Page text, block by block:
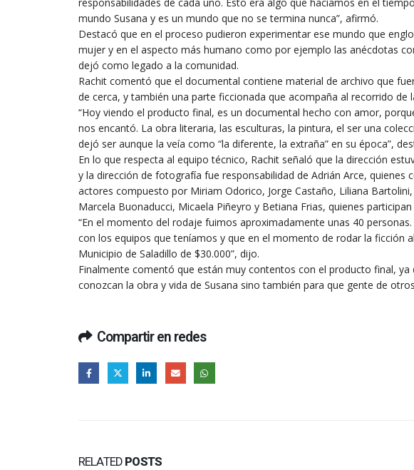
mundo Susana y es un mundo que no se termina nunca”, afirmó.
Destacó que en el proceso pudieron experimentar ese mundo que
mujer y en el aspecto más humano como por ejemplo las anécdotas
dejó como legado a la comunidad.
Rachit comentó que el documental contiene material de archivo que
de cerca, y también una parte ficcionada que acompaña al recorrido de
“Hoy viendo el producto final, es un documental hecho con amor,
nos encantó. La obra literaria, las esculturas, la pintura, el ser una
dejó ser aunque la veía como “la diferente, la extraña” en su época”,
En lo que respecta al equipo técnico, Rachit señaló que la dirección
y la dirección de fotografía fue responsabilidad de Adrián Arce,
actores compuesto por Miriam Odorico, Jorge Castaño, Liliana
Marcela Buonaducci, Micaela Piñeyro y Betiana Frias, quienes
“En el momento del rodaje fuimos aproximadamente unas 40
con los equipos que teníamos y que en el momento de rodar la ficción
Municipio de Saladillo de $30.000”, dijo.
Finalmente comentó que están muy contentos con el producto final,
conozcan la obra y vida de Susana sino también para que gente de
Compartir en redes
RELATED POSTS